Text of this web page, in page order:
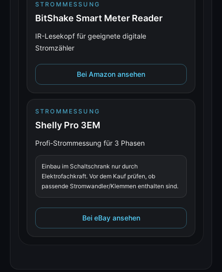
STROMMESSUNG
BitShake Smart Meter Reader
IR-Lesekopf für geeignete digitale
Stromzähler
Bei Amazon ansehen
STROMMESSUNG
Shelly Pro 3EM
Profi-Strommessung für 3 Phasen
Einbau im Schaltschrank nur durch
Elektrofachkraft. Vor dem Kauf prüfen, ob
passende Stromwandler/Klemmen enthalten sind.
Bei eBay ansehen